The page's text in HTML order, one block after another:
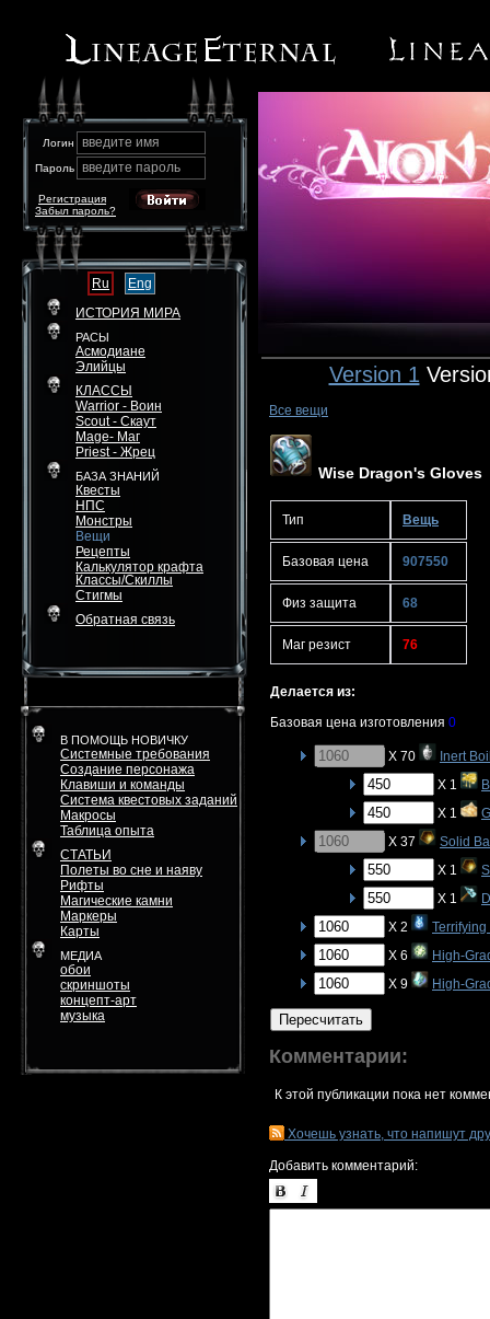
Логин введите имя
Пароль введите пароль
Забыл пароль?
Регистрация
Ru
Eng
ИСТОРИЯ МИРА
РАСЫ
Асмодиане
Элийцы
КЛАССЫ
Warrior - Воин
Scout - Скаут
Mage- Маг
Priest - Жрец
БАЗА ЗНАНИЙ
Квесты
НПС
Монстры
Вещи
Рецепты
Калькулятор крафта
Классы/Скиллы
Стигмы
Обратная связь
В ПОМОЩЬ НОВИЧКУ
Системные требования
Создание персонажа
Клавиши и команды
Система квестовых заданий
Макросы
Таблица опыта
СТАТЬИ
Полеты во сне и наяву
Рифты
Магические камни
Маркеры
Карты
МЕДИА
обои
скриншоты
концепт-арт
музыка
Version 1
Все вещи
Wise Dragon's Gloves
Тип Вещь
Базовая цена 907550
Физ защита 68
Маг резист 76
Делается из:
Базовая цена изготовления 0
X 70
Inert
X 1
X 1
X 37
Solid
X 1
X 1
X 2
Terrifying
X 6
High-
X 9
High-
Пересчитать
Комментарии:
К этой публикации пока нет
Хочешь узнать, что напишут
Добавить комментарий: